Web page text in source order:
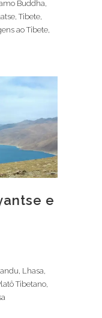
Buddha,
Tibete,
ao Tibete,
e
Lhasa,
Tibetano,